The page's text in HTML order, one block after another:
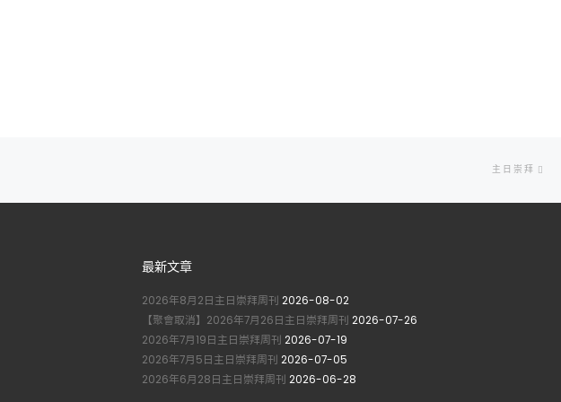
主日崇拜
最新文章
2026年8月2日主日崇拜周刊 2026-08-02
【聚會取消】2026年7月26日主日崇拜周刊 2026-07-26
2026年7月19日主日崇拜周刊 2026-07-19
2026年7月5日主日崇拜周刊 2026-07-05
2026年6月28日主日崇拜周刊 2026-06-28